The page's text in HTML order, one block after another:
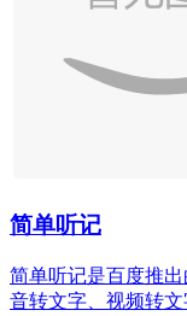
简单听记
简单听记是百度推
音转文字、视频转